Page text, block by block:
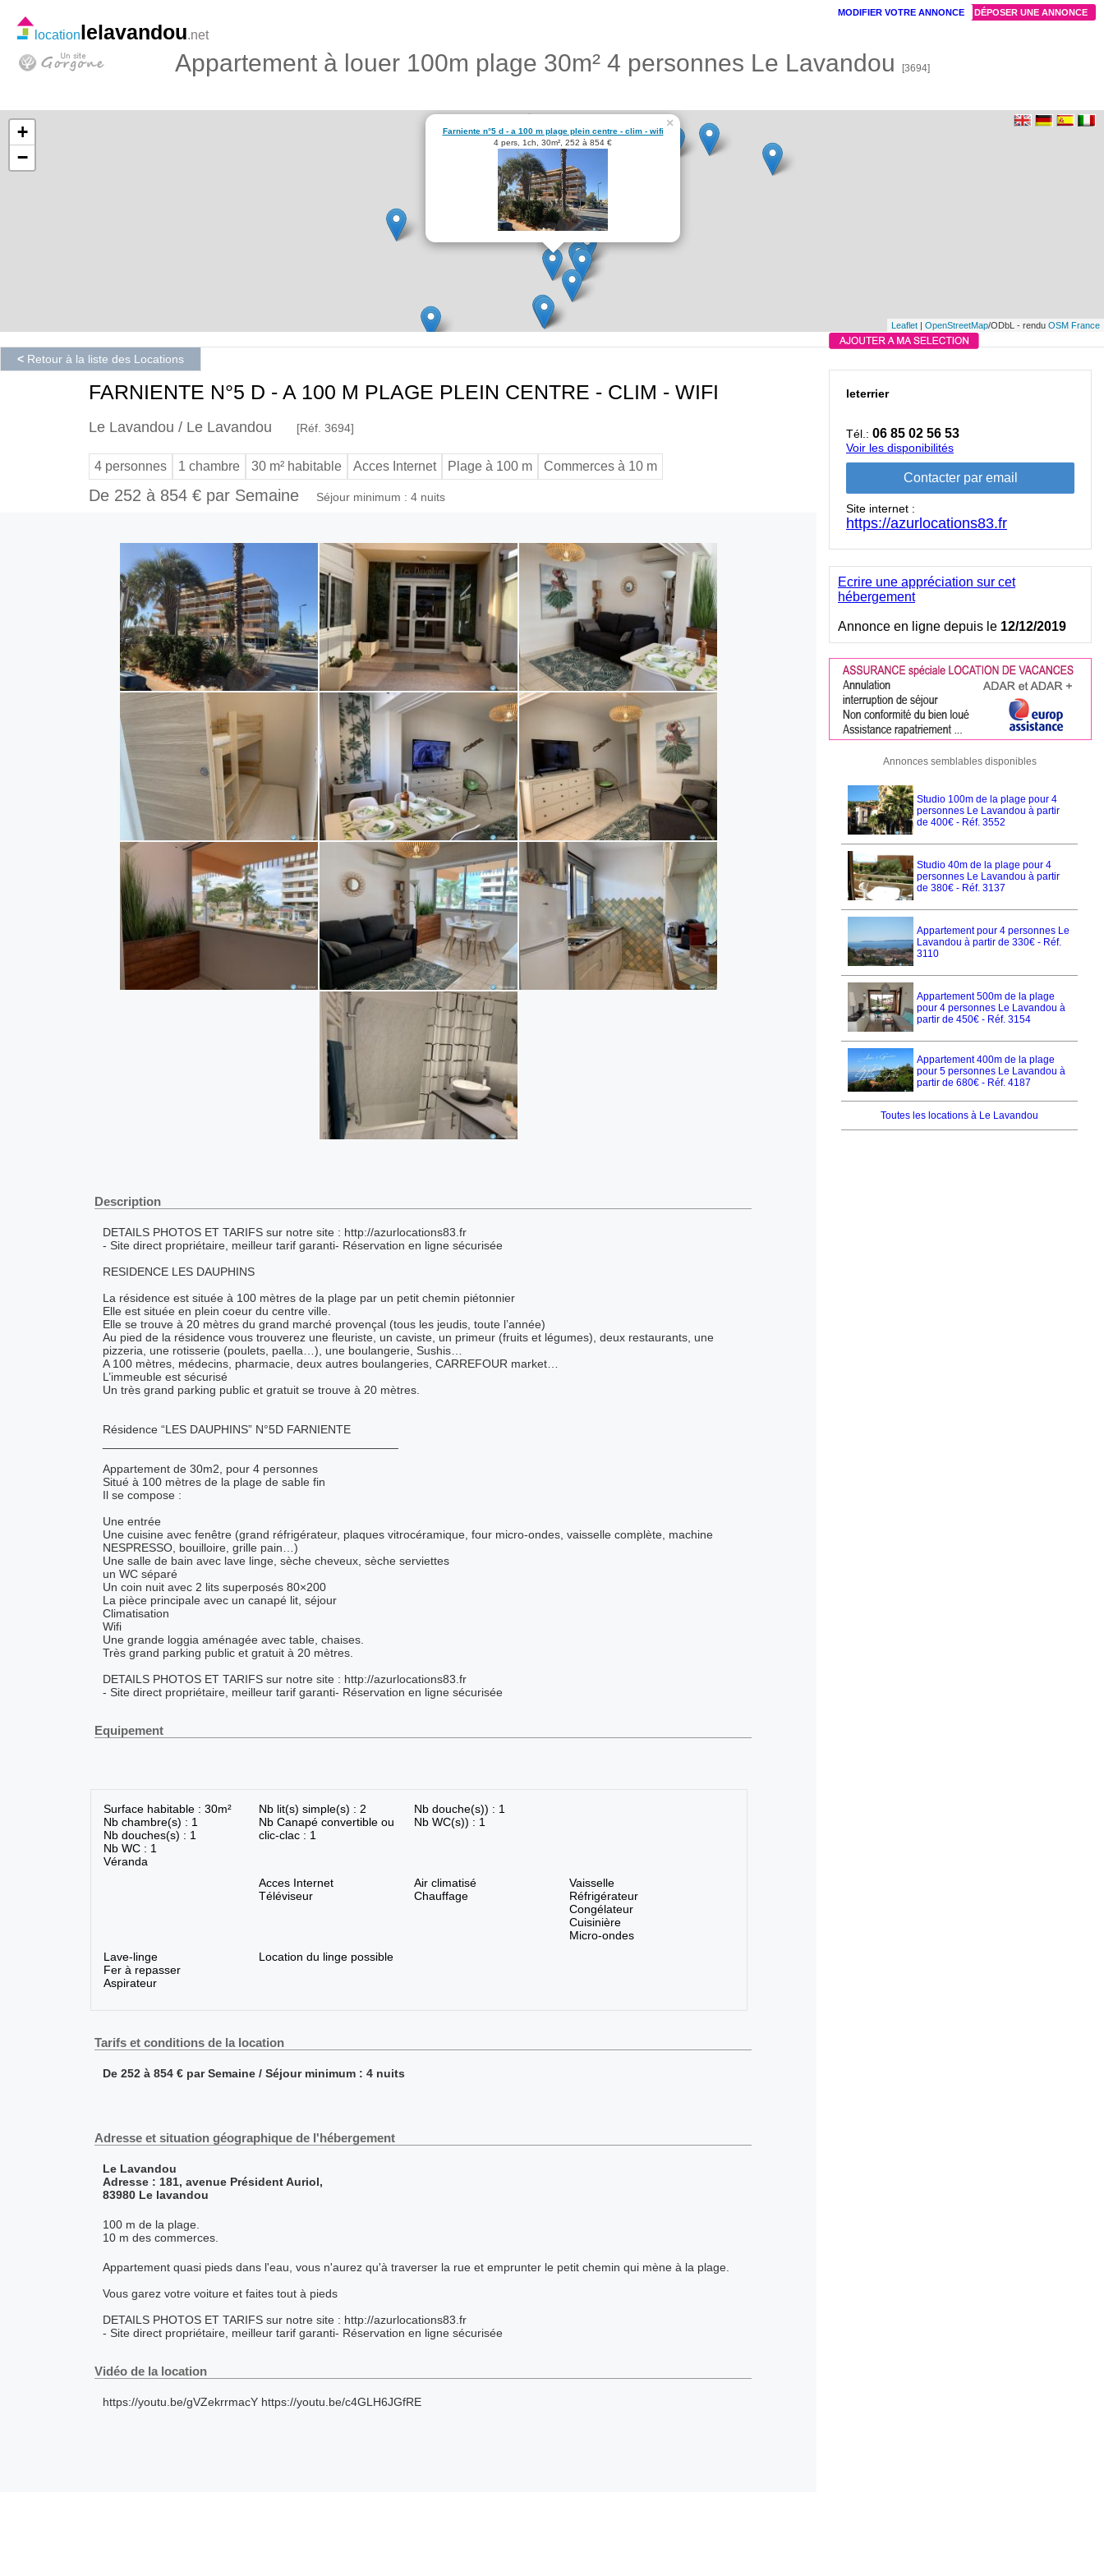
Appartement à louer 100m plage 30m² 4 personnes Le Lavandou [3694]
locationlelavandou.net
Farniente n°5 d - a 100 m plage plein centre - clim - wifi
4 pers, 1ch, 30m², 252 à 854 €
×
+
−
Leaflet | OpenStreetMap/ODbL - rendu OSM France
< Retour à la liste des Locations
FARNIENTE N°5 D - A 100 M PLAGE PLEIN CENTRE - CLIM - WIFI
Le Lavandou / Le Lavandou [Réf. 3694]
4 personnes 1 chambre 30 m² habitable Acces Internet Plage à 100 m Commerces à 10 m
De 252 à 854 € par Semaine Séjour minimum : 4 nuits
Description
DETAILS PHOTOS ET TARIFS sur notre site : http://azurlocations83.fr
- Site direct propriétaire, meilleur tarif garanti- Réservation en ligne sécurisée
RESIDENCE LES DAUPHINS
La résidence est située à 100 mètres de la plage par un petit chemin piétonnier
Elle est située en plein coeur du centre ville.
Elle se trouve à 20 mètres du grand marché provençal (tous les jeudis, toute l’année)
Au pied de la résidence vous trouverez une fleuriste, un caviste, un primeur (fruits et légumes), deux restaurants, une
pizzeria, une rotisserie (poulets, paella…), une boulangerie, Sushis…
A 100 mètres, médecins, pharmacie, deux autres boulangeries, CARREFOUR market…
L’immeuble est sécurisé
Un très grand parking public et gratuit se trouve à 20 mètres.
Résidence “LES DAUPHINS” N°5D FARNIENTE
Appartement de 30m2, pour 4 personnes
Situé à 100 mètres de la plage de sable fin
Il se compose :
Une entrée
Une cuisine avec fenêtre (grand réfrigérateur, plaques vitrocéramique, four micro-ondes, vaisselle complète, machine
NESPRESSO, bouilloire, grille pain…)
Une salle de bain avec lave linge, sèche cheveux, sèche serviettes
un WC séparé
Un coin nuit avec 2 lits superposés 80×200
La pièce principale avec un canapé lit, séjour
Climatisation
Wifi
Une grande loggia aménagée avec table, chaises.
Très grand parking public et gratuit à 20 mètres.
DETAILS PHOTOS ET TARIFS sur notre site : http://azurlocations83.fr
- Site direct propriétaire, meilleur tarif garanti- Réservation en ligne sécurisée
Equipement
Surface habitable : 30m²
Nb chambre(s) : 1
Nb douches(s) : 1
Nb WC : 1
Véranda
Nb lit(s) simple(s) : 2
Nb Canapé convertible ou
clic-clac : 1
Nb douche(s)) : 1
Nb WC(s)) : 1
Acces Internet
Téléviseur
Air climatisé
Chauffage
Vaisselle
Réfrigérateur
Congélateur
Cuisinière
Micro-ondes
Lave-linge
Fer à repasser
Aspirateur
Location du linge possible
Tarifs et conditions de la location
De 252 à 854 € par Semaine / Séjour minimum : 4 nuits
Adresse et situation géographique de l'hébergement
Le Lavandou
Adresse : 181, avenue Président Auriol,
83980 Le lavandou
100 m de la plage.
10 m des commerces.
Appartement quasi pieds dans l'eau, vous n'aurez qu'à traverser la rue et emprunter le petit chemin qui mène à la plage.
Vous garez votre voiture et faites tout à pieds
DETAILS PHOTOS ET TARIFS sur notre site : http://azurlocations83.fr
- Site direct propriétaire, meilleur tarif garanti- Réservation en ligne sécurisée
Vidéo de la location
https://youtu.be/gVZekrrmacY https://youtu.be/c4GLH6JGfRE
leterrier
Tél.: 06 85 02 56 53
Voir les disponibilités
Site internet :
https://azurlocations83.fr
Ecrire une appréciation sur cet
hébergement
Annonce en ligne depuis le 12/12/2019
Annonces semblables disponibles
Studio 100m de la plage pour 4
personnes Le Lavandou à partir
de 400€ - Réf. 3552
Studio 40m de la plage pour 4
personnes Le Lavandou à partir
de 380€ - Réf. 3137
Appartement pour 4 personnes Le
Lavandou à partir de 330€ - Réf.
3110
Appartement 500m de la plage
pour 4 personnes Le Lavandou à
partir de 450€ - Réf. 3154
Appartement 400m de la plage
pour 5 personnes Le Lavandou à
partir de 680€ - Réf. 4187
Toutes les locations à Le Lavandou
DÉPOSER UNE ANNONCE
MODIFIER VOTRE ANNONCE